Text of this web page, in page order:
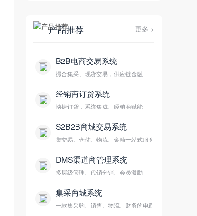
产品推荐 更多 >
B2B电商交易系统
撮合集采、现货交易，供应链金融
经销商订货系统
快捷订货，系统集成、经销商赋能
S2B2B商城交易系统
集交易、仓储、物流、金融一站式服务
DMS渠道商管理系统
多层级管理、代销分销、会员激励
集采商城系统
一款集采购、销售、物流、财务的电商平台